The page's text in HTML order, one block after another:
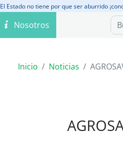
El Estado no tiene por que ser aburrido
Nosotros
Inicio Noticias